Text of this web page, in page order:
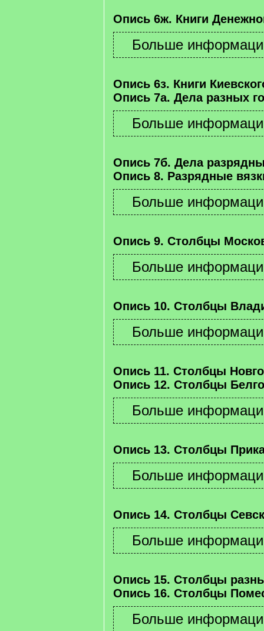
Опись 6ж. Книги
Опись 6з. Книги
Опись 7а. Дела разных
Опись 7б. Дела
Опись 8. Разрядные
Опись 9. Столбцы
Опись 10. Столбцы
Опись 11. Столбцы
Опись 12. Столбцы
Опись 13. Столбцы
Опись 14. Столбцы
Опись 15. Столбцы
Опись 16. Столбцы